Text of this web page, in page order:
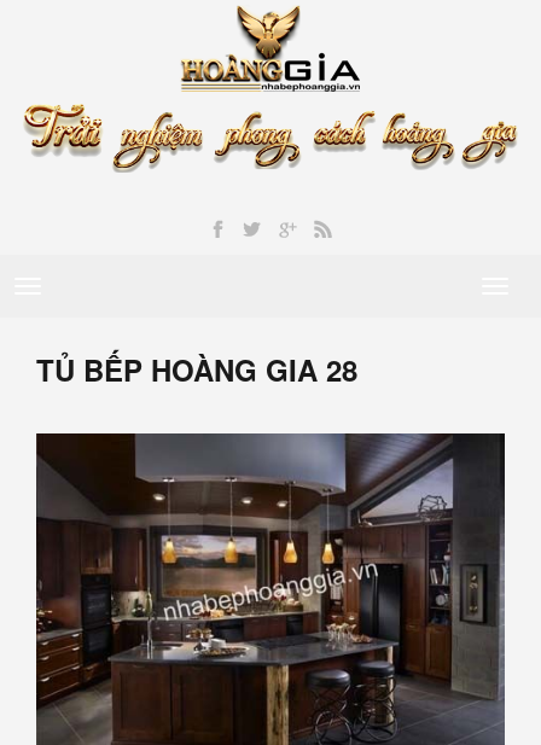
TỦ BẾP HOÀNG GIA 28